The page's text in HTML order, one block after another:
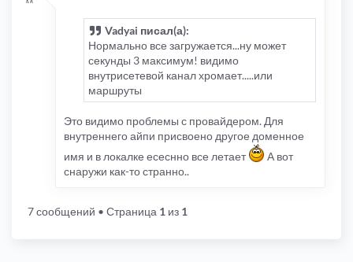
Vadyai писал(а):
Нормально все загружается...ну может
секунды 3 максимум! видимо
внутрисетевой канал хромает.....или
маршруты
Это видимо проблемы с провайдером. Для
внутреннего айпи присвоено другое доменное
имя и в локалке есеснно все летает
А вот
снаружи как-то странно..
7 сообщений • Страница 1 из 1